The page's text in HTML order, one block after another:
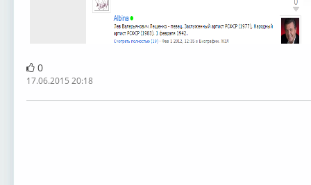
0
17.06.2015 20:18